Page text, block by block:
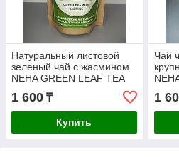
Натуральный листовой
зеленый чай с жасмином
NEHA GREEN LEAF TEA
WITH JASMINE. 100г.
Индия .
1 600 ₸
Купить
Чай
1